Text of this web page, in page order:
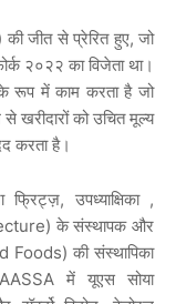
जीत से प्रेरित हुए, जो
२०२२ का विजेता था।
के रूप में काम करता है जो
से खरीदारों को उचित मूल्य
करता है।
उपध्याक्षिका ,
के संस्थापक और
Foods) की संस्थापिका
में यूएस सोया